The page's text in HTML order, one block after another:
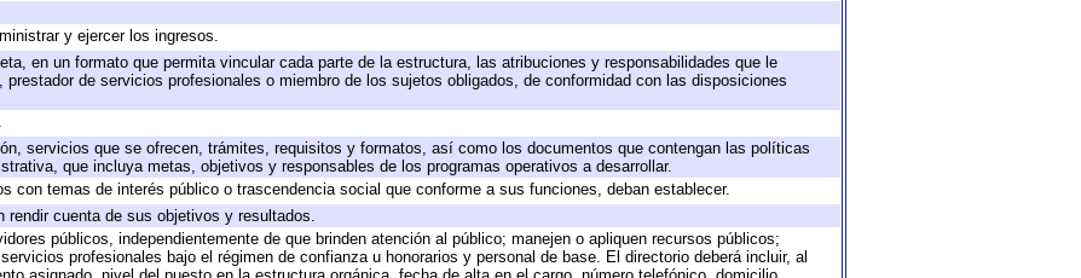
y ejercer los ingresos.
en un formato que permita vincular cada parte de la estructura, las atribuciones y responsabilidades que le
prestador de servicios profesionales o miembro de los sujetos obligados, de conformidad con las disposiciones
servicios que se ofrecen, trámites, requisitos y formatos, así como los documentos que contengan las políticas
que incluya metas, objetivos y responsables de los programas operativos a desarrollar.
con temas de interés público o trascendencia social que conforme a sus funciones, deban establecer.
rendir cuenta de sus objetivos y resultados.
públicos, independientemente de que brinden atención al público; manejen o apliquen recursos públicos;
profesionales bajo el régimen de confianza u honorarios y personal de base. El directorio deberá incluir, al